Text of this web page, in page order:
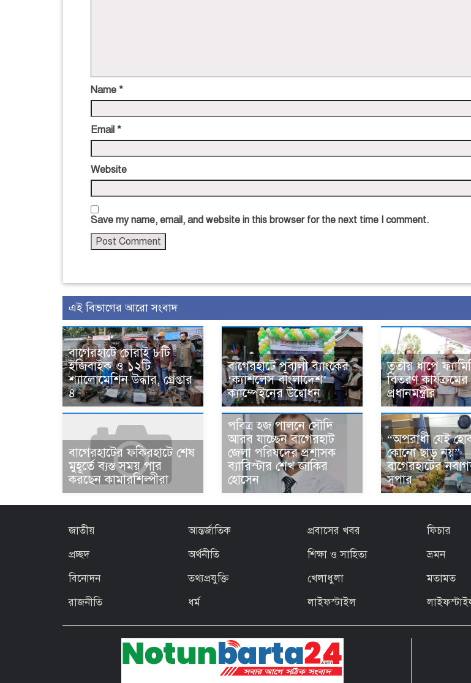
Name *
Email *
Website
Save my name, email, and website in this browser for the next time I comment.
এই বিভাগের আরো সংবাদ
বাগেরহাটে চোরাই ৮টি
ইজিবাইক ও ১২টি
শ্যালোমেশিন উদ্ধার, গ্রেপ্তার
৪
বাগেরহাটে পূবালী ব্যাংকের
‘ক্যাশলেস বাংলাদেশ’
ক্যাম্পেইনের উদ্বোধন
তৃতীয় ধাপে
বিতরণ
প্রধানমন্ত্রীর
বাগেরহাটের ফকিরহাটে শেষ
মুহূর্তে ব্যস্ত সময় পার
করছেন কামারশিল্পীরা
পবিত্র হজ পালনে সৌদি
আরব যাচ্ছেন বাগেরহাট
জেলা পরিষদের প্রশাসক
ব্যারিস্টার শেখ জাকির
হোসেন
“অপরাধী যেই
কোনো ছাড়
বাগেরহাটের
সুপার
জাতীয়
প্রচ্ছদ
বিনোদন
রাজনীতি
আন্তর্জাতিক
অর্থনীতি
তথ্যপ্রযুক্তি
ধর্ম
প্রবাসের খবর
শিক্ষা ও সাহিত্য
খেলাধুলা
লাইফস্টাইল
ফিচার
ভ্রমন
মতামত